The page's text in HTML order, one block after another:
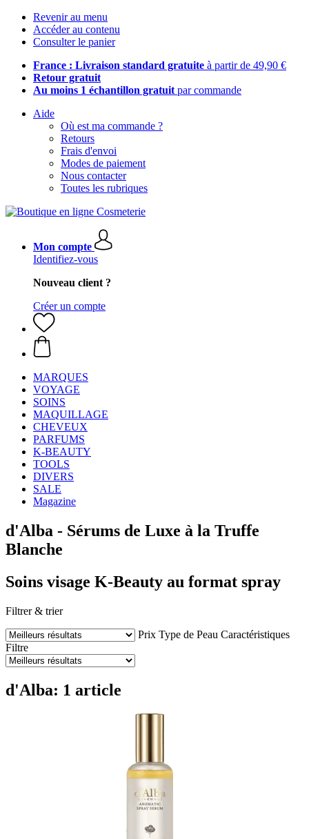
Revenir au menu
Accéder au contenu
Consulter le panier
France : Livraison standard gratuite à partir de 49,90 €
Retour gratuit
Au moins 1 échantillon gratuit par commande
Aide
Où est ma commande ?
Retours
Frais d'envoi
Modes de paiement
Nous contacter
Toutes les rubriques
Mon compte
Identifiez-vous
Nouveau client ?
Créer un compte
MARQUES
VOYAGE
SOINS
MAQUILLAGE
CHEVEUX
PARFUMS
K-BEAUTY
TOOLS
DIVERS
SALE
Magazine
d'Alba - Sérums de Luxe à la Truffe
Blanche
Soins visage K-Beauty au format spray
Filtrer & trier
Prix Type de Peau Caractéristiques
Filtre
d'Alba: 1 article